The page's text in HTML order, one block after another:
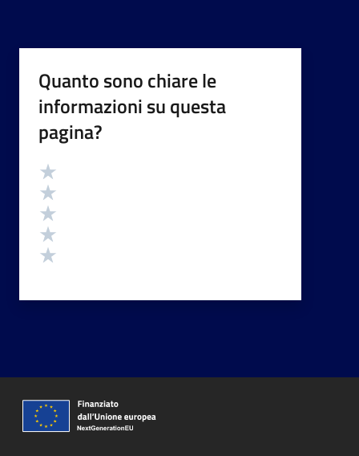
Quanto sono chiare le
informazioni su questa
pagina?
Valutazione